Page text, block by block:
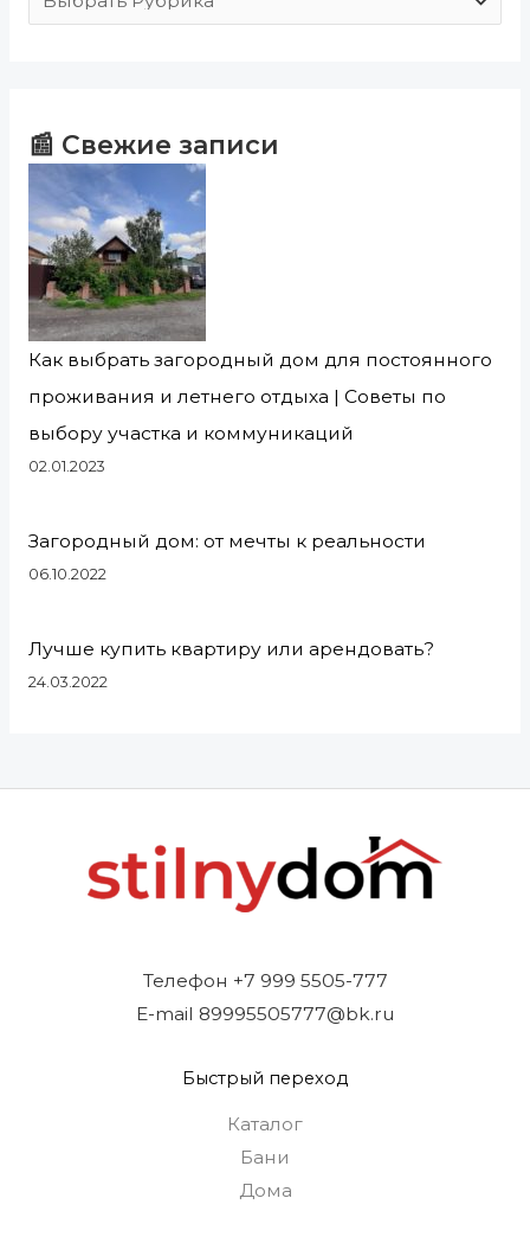
📰 Свежие записи
Как выбрать загородный дом для постоянного
проживания и летнего отдыха | Советы по
выбору участка и коммуникаций
02.01.2023
Загородный дом: от мечты к реальности
06.10.2022
Лучше купить квартиру или арендовать?
24.03.2022
Телефон +7 999 5505-777
E-mail 89995505777@bk.ru
Быстрый переход
Каталог
Бани
Дома